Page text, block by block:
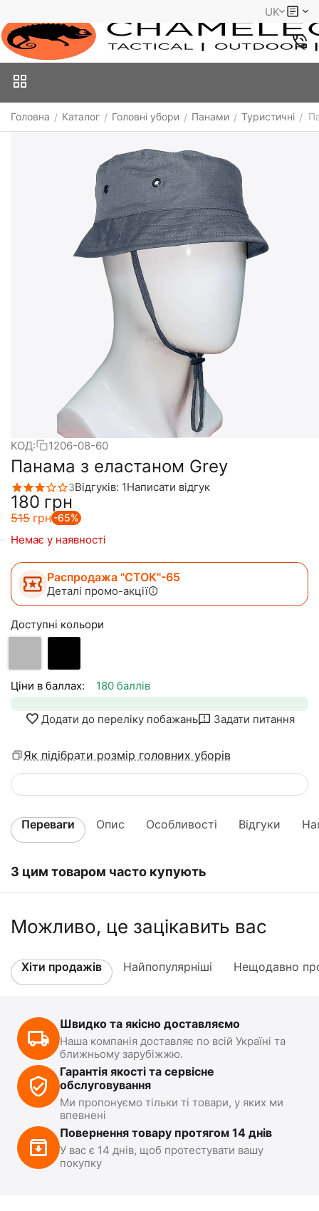
UK
Головна / Каталог / Головні убори / Панами / Туристичні /
КОД: 1206-08-60
Панама з еластаном Grey
3Відгуків: 1Написати відгук
‍180‍ грн
‍515‍ грн -65%
Немає у наявності
Распродажа "СТОК"-65
Деталі промо-акції
Доступні кольори
Ціни в баллах: 180 баллів
Додати до переліку побажань Задати питання
Як підібрати розмір головних уборів
Переваги Опис Особливості Відгуки
З цим товаром часто купують
Можливо, це зацікавить вас
Хіти продажів Найпопулярніші Нещодавно
Швидко та якісно доставляємо
Наша компанія доставляє по всій Україні та
ближньому зарубіжжю.
Гарантія якості та сервісне
обслуговування
Ми пропонуємо тільки ті товари, у яких ми
впевнені
Повернення товару протягом 14 днів
У вас є 14 днів, щоб протестувати вашу
покупку